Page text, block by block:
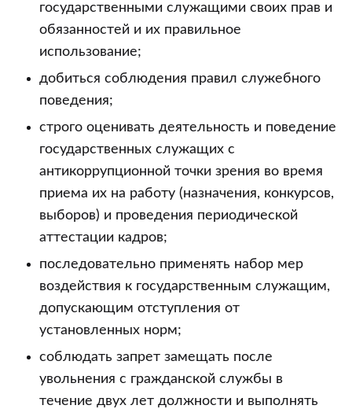
государственными служащими своих прав и
обязанностей и их правильное
использование;
добиться соблюдения правил служебного
поведения;
строго оценивать деятельность и поведение
государственных служащих с
антикоррупционной точки зрения во время
приема их на работу (назначения, конкурсов,
выборов) и проведения периодической
аттестации кадров;
последовательно применять набор мер
воздействия к государственным служащим,
допускающим отступления от
установленных норм;
соблюдать запрет замещать после
увольнения с гражданской службы в
течение двух лет должности и выполнять